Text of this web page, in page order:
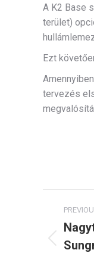
A K2 Base
terület)
Ezt
tervezés
Post